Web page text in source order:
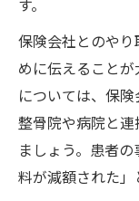
す。
保険会社とのや
めに伝えること
については、保
整骨院や病院と
ましょう。患者
料が減額された」